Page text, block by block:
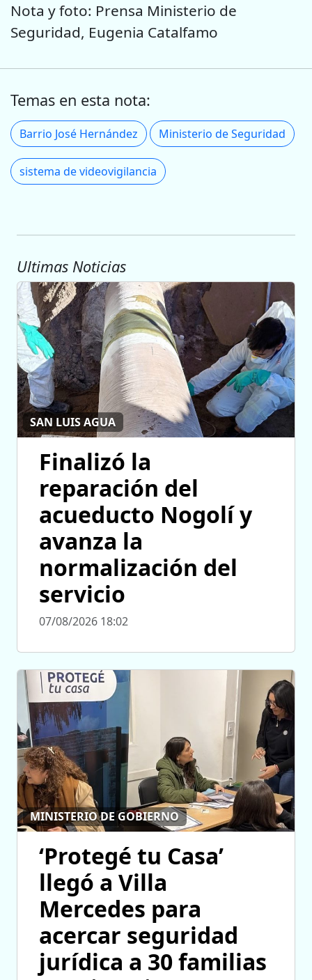
Nota y foto: Prensa Ministerio de
Seguridad, Eugenia Catalfamo
Temas en esta nota:
Barrio José Hernández Ministerio de Seguridad
sistema de videovigilancia
Ultimas Noticias
SAN LUIS AGUA
Finalizó la
reparación del
acueducto Nogolí y
avanza la
normalización del
servicio
07/08/2026 18:02
MINISTERIO DE GOBIERNO
‘Protegé tu Casa’
llegó a Villa
Mercedes para
acercar seguridad
jurídica a 30 familias